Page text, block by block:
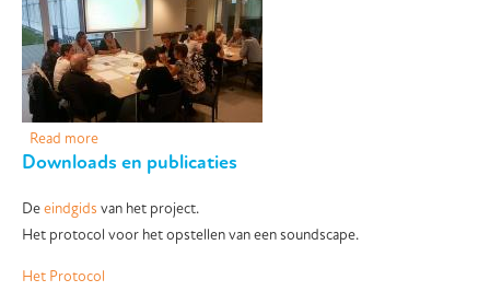
Read more
Downloads en publicaties
Deeindgids van het project.
Het protocol voor het opstellen van een soundscape.
Het Protocol